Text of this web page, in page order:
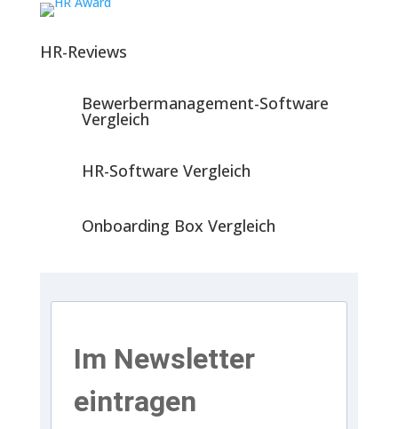
HR-Reviews
Bewerbermanagement-Software
Vergleich
HR-Software Vergleich
Onboarding Box Vergleich
Im Newsletter
eintragen